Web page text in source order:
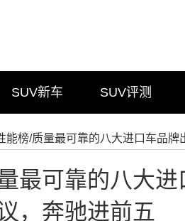
SUV新车 SUV评测
能榜/质量最可靠的八大进口车品牌
最可靠的八大
，奔驰进前五